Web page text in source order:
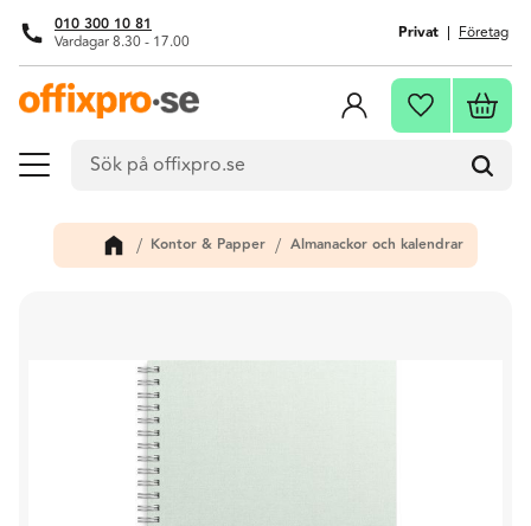
Meny
010 300 10 81
Vardagar 8.30 - 17.00 Privat Företag
Favoriter
Kontor & Papper Almanackor och kalendrar